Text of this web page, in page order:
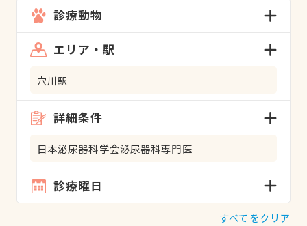
診療動物
エリア・駅
穴川駅
詳細条件
日本泌尿器科学会泌尿器科専門医
診療曜日
すべてをクリア